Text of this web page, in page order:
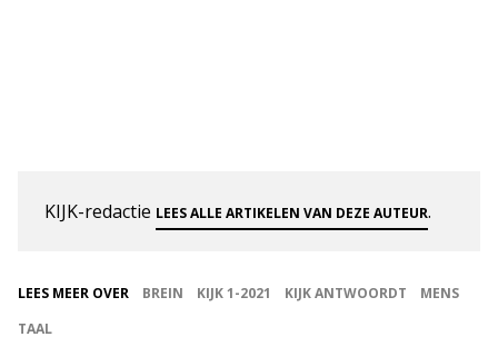
KIJK-redactie LEES ALLE ARTIKELEN VAN DEZE AUTEUR.
LEES MEER OVER BREIN KIJK 1-2021 KIJK ANTWOORDT
MENS
TAAL